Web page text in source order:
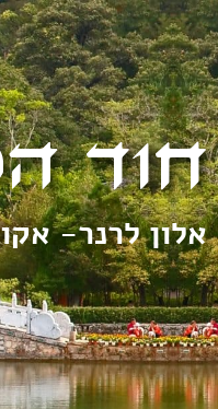
חוד
אלון לרנר-